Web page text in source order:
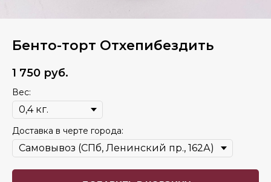
Бенто-торт Отхепибездить
1 750 руб.
Вес:
Доставка в черте города: